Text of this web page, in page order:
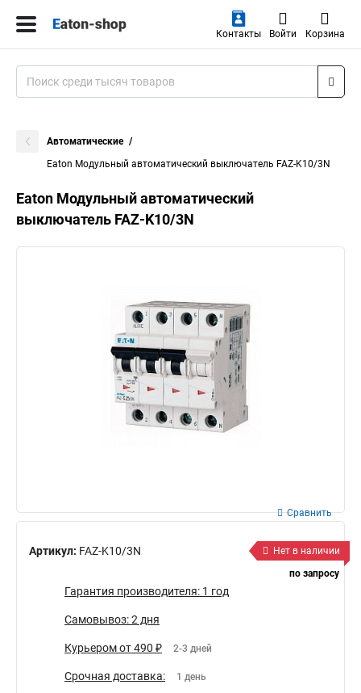
Контакты Войти Корзина
Автоматические
Eaton Модульный автоматический выключатель FAZ-K10/3N
Eaton Модульный автоматический
выключатель FAZ-K10/3N
Артикул: FAZ-K10/3N
Сравнить
Нет в наличии
по запросу
Гарантия производителя: 1 год
Самовывоз: 2 дня
Курьером от 490 ₽ 2-3 дней
Срочная доставка: 1 день